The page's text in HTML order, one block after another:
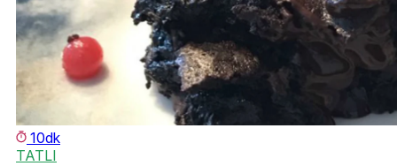
10dk
TATLI